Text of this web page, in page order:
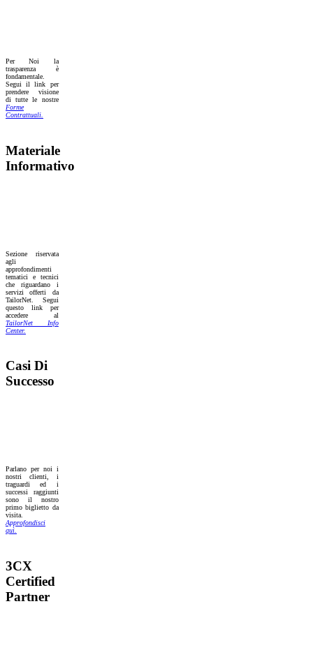
Per Noi la
trasparenza è
fondamentale.
Segui il link per
prendere visione
di tutte le nostre
Forme
Contrattuali.
Materiale
Informativo
Sezione riservata
agli
approfondimenti
tematici e tecnici
che riguardano i
servizi offerti da
TailorNet. Segui
questo link per
accedere al
TailorNet Info
Center.
Casi Di
Successo
Parlano per noi i
nostri clienti, i
traguardi ed i
successi raggiunti
sono il nostro
primo biglietto da
visita.
Approfondisci
quì.
3CX
Certified
Partner